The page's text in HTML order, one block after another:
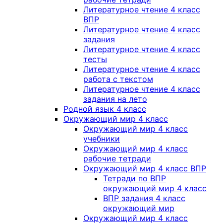
Литературное чтение 4 класс
ВПР
Литературное чтение 4 класс
задания
Литературное чтение 4 класс
тесты
Литературное чтение 4 класс
работа с текстом
Литературное чтение 4 класс
задания на лето
Родной язык 4 класс
Окружающий мир 4 класс
Окружающий мир 4 класс
учебники
Окружающий мир 4 класс
рабочие тетради
Окружающий мир 4 класс ВПР
Тетради по ВПР
окружающий мир 4 класс
ВПР задания 4 класс
окружающий мир
Окружающий мир 4 класс